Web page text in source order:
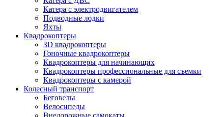
Катера с электродвигателем
Подводные лодки
Яхты
Квадрокоптеры
3D квадрокоптеры
Гоночные квадрокоптеры
Квадрокоптеры для начинающих
Квадрокоптеры профессиональные для съемки
Квадрокоптеры с камерой
Колесный транспорт
Беговелы
Велосипеды
Внедорожные самокаты